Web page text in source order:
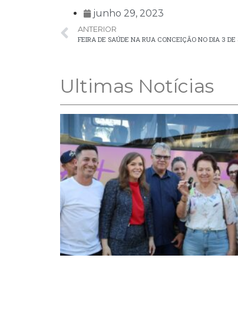
junho 29, 2023
ANTERIOR
FEIRA DE SAÚDE NA RUA CONCEIÇÃO NO DIA 3
Ultimas Notícias